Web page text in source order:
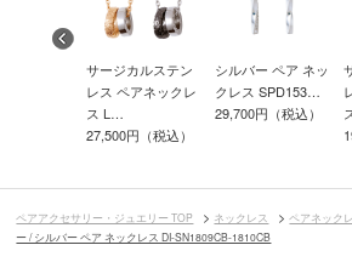
サージカルステン
レス ペアネックレ
ス L…
27,500円（税込）
シルバー ペア ネッ
クレス SPD153…
29,700円（税込）
ペアアクセサリー・ジュエリー TOP ネックレス ペアネック
ー / シルバー ペア ネックレス DI-SN1809CB-1810CB